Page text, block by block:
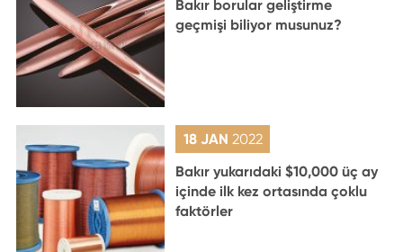
Bakır borular geliştirme
geçmişi biliyor musunuz?
18 JAN 2022
Bakır yukarıdaki $10,000 üç ay
içinde ilk kez ortasında çoklu
faktörler